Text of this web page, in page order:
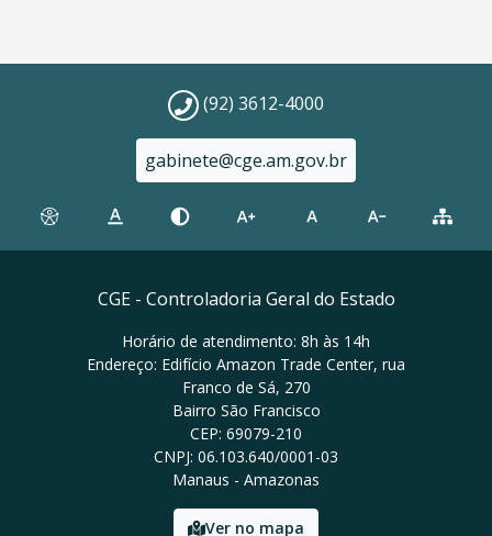
(92) 3612-4000
gabinete@cge.am.gov.br
CGE - Controladoria Geral do Estado
Horário de atendimento: 8h às 14h
Endereço: Edifício Amazon Trade Center, rua
Franco de Sá, 270
Bairro São Francisco
CEP: 69079-210
CNPJ: 06.103.640/0001-03
Manaus - Amazonas
Ver no mapa